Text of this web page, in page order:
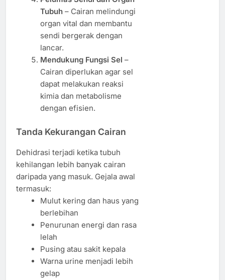
Tubuh– Cairan melindungi
organ vital dan membantu
sendi bergerak dengan
lancar.
Mendukung Fungsi Sel –
Cairan diperlukan agar sel
dapat melakukan reaksi
kimia dan metabolisme
dengan efisien.
Tanda Kekurangan Cairan
Dehidrasi terjadi ketika tubuh
kehilangan lebih banyak cairan
daripada yang masuk. Gejala awal
termasuk:
Mulut kering dan haus yang
berlebihan
Penurunan energi dan rasa
lelah
Pusing atau sakit kepala
Warna urine menjadi lebih
gelap